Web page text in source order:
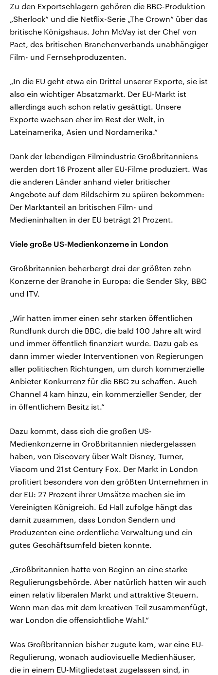
Zu den Exportschlagern gehören die BBC-Produktion
„Sherlock“ und die Netflix-Serie „The Crown“ über das
britische Königshaus. John McVay ist der Chef von
Pact, des britischen Branchenverbands unabhängiger
Film- und Fernsehproduzenten.
„In die EU geht etwa ein Drittel unserer Exporte, sie ist
also ein wichtiger Absatzmarkt. Der EU-Markt ist
allerdings auch schon relativ gesättigt. Unsere
Exporte wachsen eher im Rest der Welt, in
Lateinamerika, Asien und Nordamerika.“
Dank der lebendigen Filmindustrie Großbritanniens
werden dort 16 Prozent aller EU-Filme produziert. Was
die anderen Länder anhand vieler britischer
Angebote auf dem Bildschirm zu spüren bekommen:
Der Marktanteil an britischen Film- und
Medieninhalten in der EU beträgt 21 Prozent.
Viele große US-Medienkonzerne in London
Großbritannien beherbergt drei der größten zehn
Konzerne der Branche in Europa: die Sender Sky, BBC
und ITV.
„Wir hatten immer einen sehr starken öffentlichen
Rundfunk durch die BBC, die bald 100 Jahre alt wird
und immer öffentlich finanziert wurde. Dazu gab es
dann immer wieder Interventionen von Regierungen
aller politischen Richtungen, um durch kommerzielle
Anbieter Konkurrenz für die BBC zu schaffen. Auch
Channel 4 kam hinzu, ein kommerzieller Sender, der
in öffentlichem Besitz ist.“
Dazu kommt, dass sich die großen US-
Medienkonzerne in Großbritannien niedergelassen
haben, von Discovery über Walt Disney, Turner,
Viacom und 21st Century Fox. Der Markt in London
profitiert besonders von den größten Unternehmen in
der EU: 27 Prozent ihrer Umsätze machen sie im
Vereinigten Königreich. Ed Hall zufolge hängt das
damit zusammen, dass London Sendern und
Produzenten eine ordentliche Verwaltung und ein
gutes Geschäftsumfeld bieten konnte.
„Großbritannien hatte von Beginn an eine starke
Regulierungsbehörde. Aber natürlich hatten wir auch
einen relativ liberalen Markt und attraktive Steuern.
Wenn man das mit dem kreativen Teil zusammenfügt,
war London die offensichtliche Wahl.“
Was Großbritannien bisher zugute kam, war eine EU-
Regulierung, wonach audiovisuelle Medienhäuser,
die in einem EU-Mitgliedstaat zugelassen sind, in